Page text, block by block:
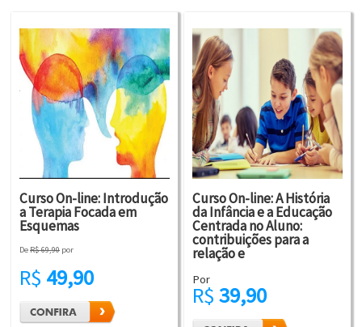
Curso On-line: Introdução
a Terapia Focada em
Esquemas
DeR$ 69,90 por
R$ 49,90
Curso On-line: A História
da Infância e a Educação
Centrada no Aluno:
contribuições para a
relação e
Por
R$ 39,90